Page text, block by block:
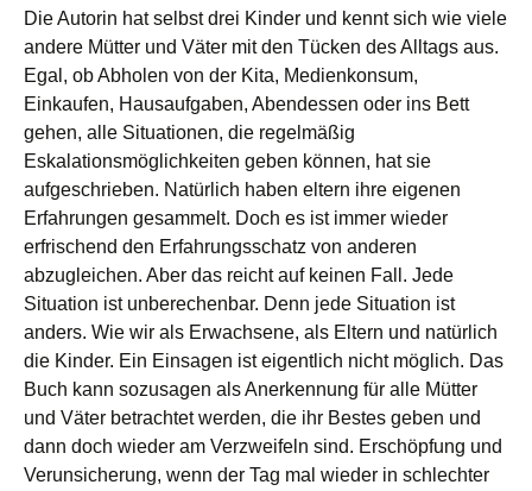
Die Autorin hat selbst drei Kinder und kennt sich wie viele
andere Mütter und Väter mitden Tücken des Alltags aus.
Egal, ob Abholen von der Kita, Medienkonsum,
Einkaufen, Hausaufgaben, Abendessen oder ins Bett
gehen, alle Situationen, die regelmäßig
Eskalationsmöglichkeiten geben können, hat sie
aufgeschrieben. Natürlich haben eltern ihre eigenen
Erfahrungen gesammelt. Doch es ist immer wieder
erfrischend den Erfahrungsschatz von anderen
abzugleichen. Aber das reicht auf keinen Fall. Jede
Situation ist unberechenbar. Denn jede Situation ist
anders. Wie wir als Erwachsene, als Eltern und natürlich
die Kinder. Ein Einsagen ist eigentlich nicht möglich. Das
Buch kann sozusagen als Anerkennung für alle Mütter
und Väter betrachtet werden, die ihr Bestes geben und
dann doch wieder am Verzweifeln sind. Erschöpfung und
Verunsicherung, wenn der Tag mal wieder in schlechter